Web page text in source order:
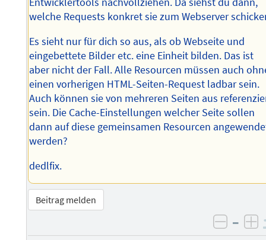
welche Requests konkret sie zum Webserver
Es sieht nur für dich so aus, als ob Webseite und
eingebettete Bilder etc. eine Einheit bilden. Das ist
aber nicht der Fall. Alle Resourcen müssen auch
einen vorherigen HTML-Seiten-Request ladbar sein.
Auch können sie von mehreren Seiten aus
sein. Die Cache-Einstellungen welcher Seite sollen
dann auf diese gemeinsamen Resourcen
werden?
dedlfix.
Beitrag melden
–